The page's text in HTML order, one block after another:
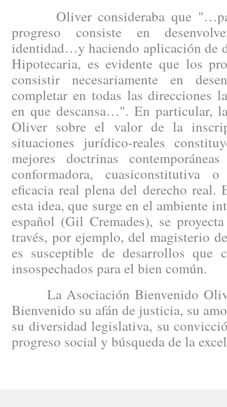
Oliver consideraba que
progreso consiste en
identidad…y haciendo aplicación de
Hipotecaria, es evidente que los
consistir necesariamente en
completar en todas las direcciones
en que descansa…". En particular,
Oliver sobre el valor de la
situaciones jurídico-reales
mejores doctrinas
conformadora, cuasiconstitutiva
eficacia real plena del derecho real.
esta idea, que surge en el ambiente
español (Gil Cremades), se
través, por ejemplo, del magisterio
es susceptible de desarrollos que
insospechados para el bien común.
La Asociación Bienvenido
Bienvenido su afán de justicia, su
su diversidad legislativa, su
progreso social y búsqueda de la